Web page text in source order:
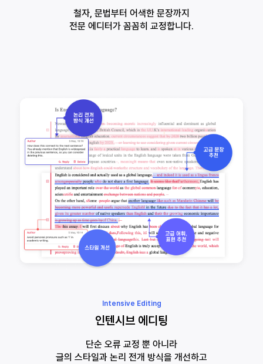
철자, 문법부터 어색한 문장까지
전문 에디터가 꼼꼼히 교정합니다.
Intensive Editing
인텐시브 에디팅
단순 오류 교정 뿐 아니라
글의 스타일과 논리 전개 방식을 개선하고